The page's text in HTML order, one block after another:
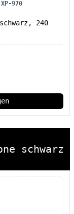
XP-970
240
schwarz